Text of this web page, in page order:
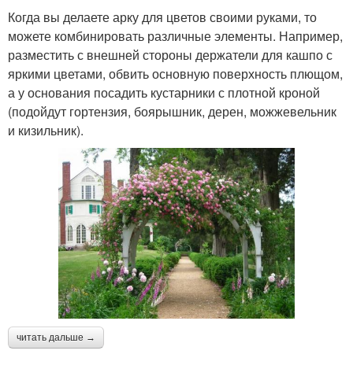
Когда вы делаете арку для цветов своими руками, то
можете комбинировать различные элементы. Например,
разместить с внешней стороны держатели для кашпо с
яркими цветами, обвить основную поверхность плющом,
а у основания посадить кустарники с плотной кроной
(подойдут гортензия, боярышник, дерен, можжевельник
и кизильник).
читать дальше →